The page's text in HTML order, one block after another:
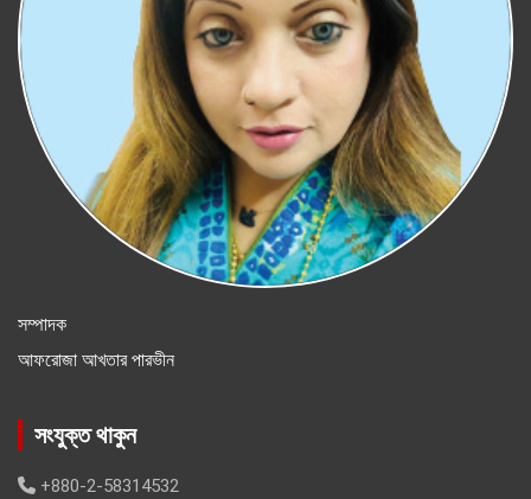
সম্পাদক
আফরোজা আখতার পারভীন
সংযুক্ত থাকুন
+880-2-58314532